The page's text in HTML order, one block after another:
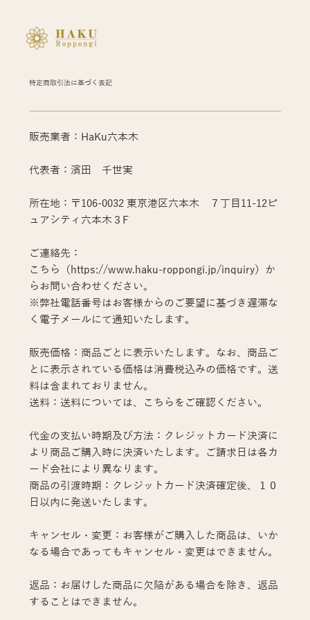
特定商取引法に基づく表記
販売業者：HaKu六本木
代表者：濱田 千世実
所在地：〒106-0032 東京港区六本木 ７丁目11-12ピ
ュアシティ六本木３F
ご連絡先：
こちら（https://www.haku-roppongi.jp/inquiry）か
らお問い合わせください。
※弊社電話番号はお客様からのご要望に基づき遅滞な
く電子メールにて通知いたします。
販売価格：商品ごとに表示いたします。なお、商品ご
とに表示されている価格は消費税込みの価格です。送
料は含まれておりません。
送料：送料については、こちらをご確認ください。
代金の支払い時期及び方法：クレジットカード決済に
より商品ご購入時に決済いたします。ご請求日は各カ
ード会社により異なります。
商品の引渡時期：クレジットカード決済確定後、１０
日以内に発送いたします。
キャンセル・変更：お客様がご購入した商品は、いか
なる場合であってもキャンセル・変更はできません。
返品：お届けした商品に欠陥がある場合を除き、返品
することはできません。